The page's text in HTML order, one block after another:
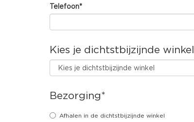
Telefoon*
Kies je dichtstbijzijnde winkel
Bezorging*
Afhalen in de dichtstbijzijnde winkel